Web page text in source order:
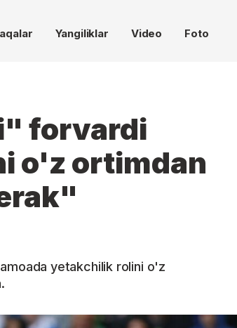
Yangiliklar Video Foto
forvardi
o'z ortimdan
yetakchilik rolini o'z